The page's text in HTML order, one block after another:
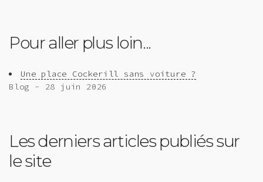
Pour aller plus loin...
Une place Cockerill sans voiture ?
Blog - 28 juin 2026
Les derniers articles publiés sur
le site